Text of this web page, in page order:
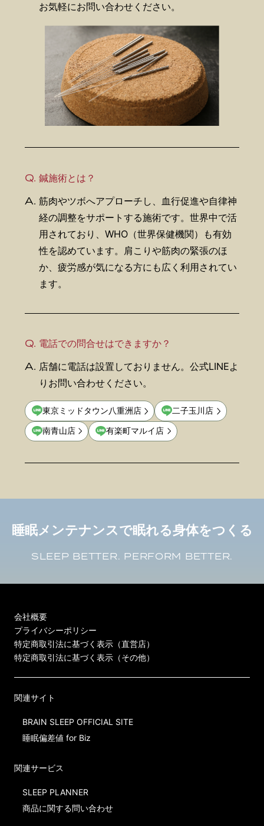
お気軽にお問い合わせください。
Q. 鍼施術とは？
A. 筋肉やツボへアプローチし、血行促進や自律神
経の調整をサポートする施術です。世界中で活
用されており、WHO（世界保健機関）も有効
性を認めています。肩こりや筋肉の緊張のほ
か、疲労感が気になる方にも広く利用されてい
ます。
Q. 電話での問合せはできますか？
A. 店舗に電話は設置しておりません。公式LINEよ
りお問い合わせください。
東京ミッドタウン八重洲店 二子玉川店
南青山店 有楽町マルイ店
睡眠メンテナンスで眠れる身体をつくる
SLEEP BETTER. PERFORM BETTER.
会社概要
プライバシーポリシー
特定商取引法に基づく表示（直営店）
特定商取引法に基づく表示（その他）
関連サイト
BRAIN SLEEP OFFICIAL SITE
睡眠偏差値 for Biz
関連サービス
SLEEP PLANNER
商品に関する問い合わせ